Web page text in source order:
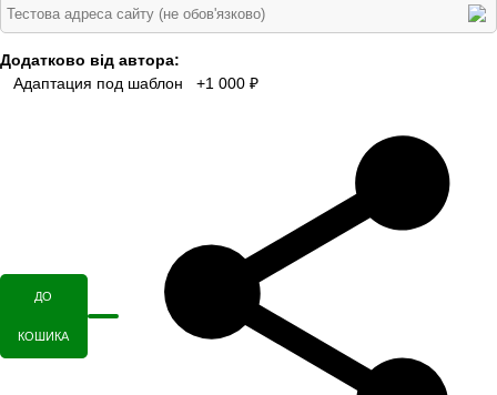
Додатково від автора:
Адаптация под шаблон +1 000 ₽
ДО
КОШИКА